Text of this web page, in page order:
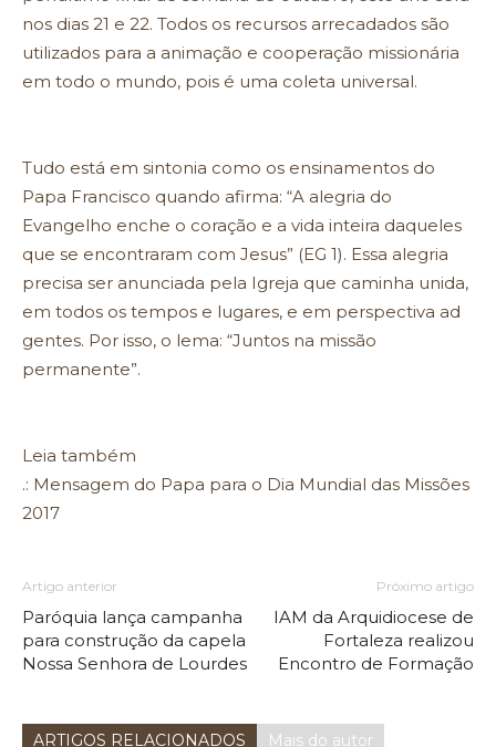
nos dias 21 e 22. Todos os recursos arrecadados são
utilizados para a animação e cooperação missionária
em todo o mundo, pois é uma coleta universal.
Tudo está em sintonia como os ensinamentos do
Papa Francisco quando afirma: “A alegria do
Evangelho enche o coração e a vida inteira daqueles
que se encontraram com Jesus” (EG 1). Essa alegria
precisa ser anunciada pela Igreja que caminha unida,
em todos os tempos e lugares, e em perspectiva ad
gentes. Por isso, o lema: “Juntos na missão
permanente”.
Leia também
.: Mensagem do Papa para o Dia Mundial das Missões
2017
Artigo anterior
Paróquia lança campanha
para construção da capela
Nossa Senhora de Lourdes
Próximo artigo
IAM da Arquidiocese de
Fortaleza realizou
Encontro de Formação
ARTIGOS RELACIONADOS Mais do autor